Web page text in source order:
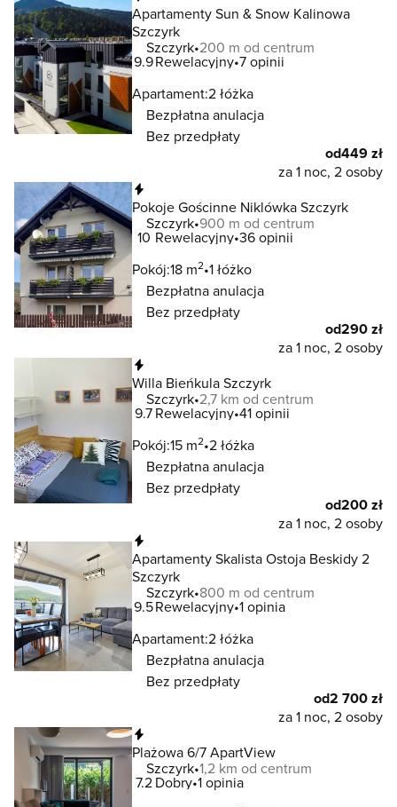
Apartamenty Sun & Snow Kalinowa
Szczyrk
Szczyrk 200 m od centrum
9.9Rewelacyjny 7 opinii
Apartament:2 łóżka
Bezpłatna anulacja
Bez przedpłaty
od449 zł
za 1 noc, 2 osoby
Pokoje Gościnne Niklówka Szczyrk
Szczyrk 900 m od centrum
10 Rewelacyjny 36 opinii
Pokój:18 m2 1 łóżko
Bezpłatna anulacja
Bez przedpłaty
od290 zł
za 1 noc, 2 osoby
Willa Bieńkula Szczyrk
Szczyrk 2,7 km od centrum
9.7Rewelacyjny 41 opinii
Pokój:15 m2 2 łóżka
Bezpłatna anulacja
Bez przedpłaty
od200 zł
za 1 noc, 2 osoby
Apartamenty Skalista Ostoja Beskidy 2
Szczyrk
Szczyrk 800 m od centrum
9.5Rewelacyjny 1 opinia
Apartament:2 łóżka
Bezpłatna anulacja
Bez przedpłaty
od2 700 zł
za 1 noc, 2 osoby
Plażowa 6/7 ApartView
Szczyrk 1,2 km od centrum
7.2 Dobry 1 opinia